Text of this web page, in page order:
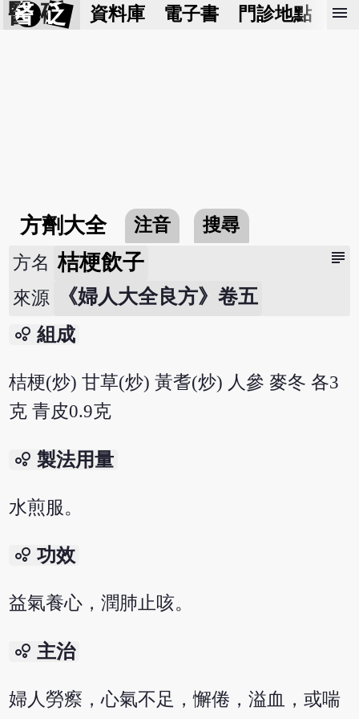
醫 砭 資料庫 電子書 門診地點 預
menu
方劑大全 注音 搜尋
subject
方名 桔梗飲子
來源 《婦人大全良方》卷五
bubble_chart 組成
桔梗(炒) 甘草(炒) 黃耆(炒) 人參 麥冬 各3
克 青皮0.9克
bubble_chart 製法用量
水煎服。
bubble_chart 功效
益氣養心，潤肺止咳。
bubble_chart 主治
婦人勞瘵，心氣不足，懈倦，溢血，或喘